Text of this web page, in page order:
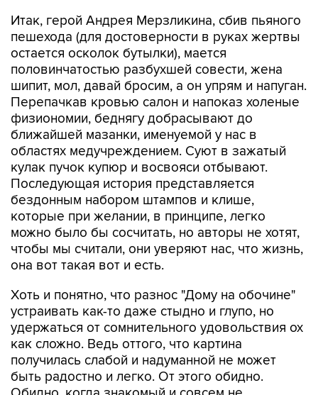
Итак, герой Андрея Мерзликина, сбив пьяного
пешехода (для достоверности в руках жертвы
остается осколок бутылки), мается
половинчатостью разбухшей совести, жена
шипит, мол, давай бросим, а он упрям и напуган.
Перепачкав кровью салон и напоказ холеные
физиономии, беднягу добрасывают до
ближайшей мазанки, именуемой у нас в
областях медучреждением. Суют в зажатый
кулак пучок купюр и восвояси отбывают.
Последующая история представляется
бездонным набором штампов и клише,
которые при желании, в принципе, легко
можно было бы сосчитать, но авторы не хотят,
чтобы мы считали, они уверяют нас, что жизнь,
она вот такая вот и есть.
Хоть и понятно, что разнос "Дому на обочине"
устраивать как-то даже стыдно и глупо, но
удержаться от сомнительного удовольствия ох
как сложно. Ведь оттого, что картина
получилась слабой и надуманной не может
быть радостно и легко. От этого обидно.